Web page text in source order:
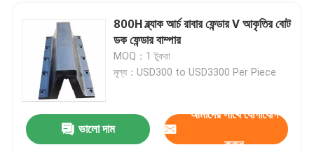
800H ব্ল্যাক আর্চ রাবার ফেন্ডার V আকৃতির বোট
ডক ফেন্ডার বাম্পার
MOQ：1 টুকরা
মূল্য：USD300 to USD3300 Per Piece
ভালো দাম
আমাদের সাথে যোগাযোগ
করুন